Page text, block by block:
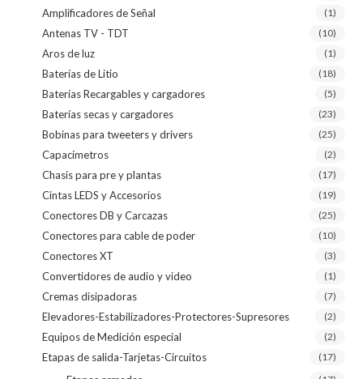
Amplificadores de Señal (1)
Antenas TV - TDT (10)
Aros de luz (1)
Baterías de Litio (18)
Baterías Recargables y cargadores (5)
Baterías secas y cargadores (23)
Bobinas para tweeters y drivers (25)
Capacímetros (2)
Chasis para pre y plantas (17)
Cintas LEDS y Accesorios (19)
Conectores DB y Carcazas (25)
Conectores para cable de poder (10)
Conectores XT (3)
Convertidores de audio y video (1)
Cremas disipadoras (7)
Elevadores-Estabilizadores-Protectores-Supresores (2)
Equipos de Medición especial (2)
Etapas de salida-Tarjetas-Circuitos (17)